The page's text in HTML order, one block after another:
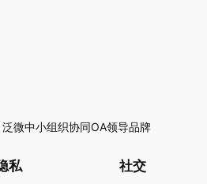
微中小组织协同OA领导品牌
私 社交